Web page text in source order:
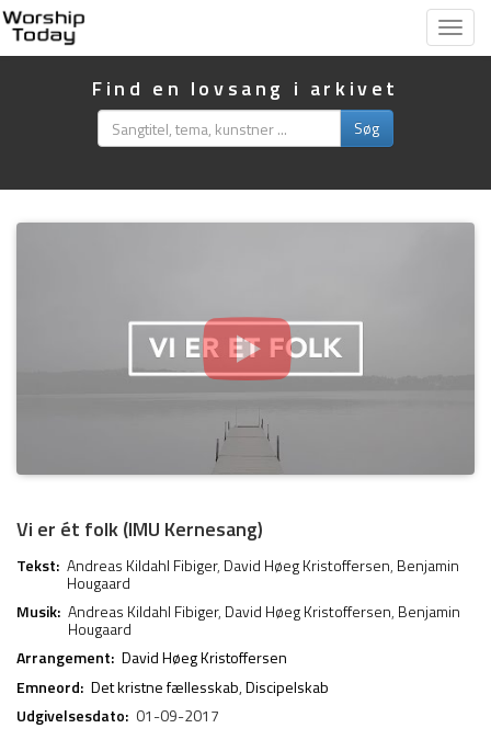
Vis
Find en lovsang i arkivet
Søg
Vi er ét folk (IMU Kernesang)
Tekst: Andreas Kildahl Fibiger, David Høeg Kristoffersen, Benjamin
Hougaard
Musik: Andreas Kildahl Fibiger, David Høeg Kristoffersen, Benjamin
Hougaard
Arrangement: David Høeg Kristoffersen
Emneord: Det kristne fællesskab,Discipelskab
Udgivelsesdato: 01-09-2017